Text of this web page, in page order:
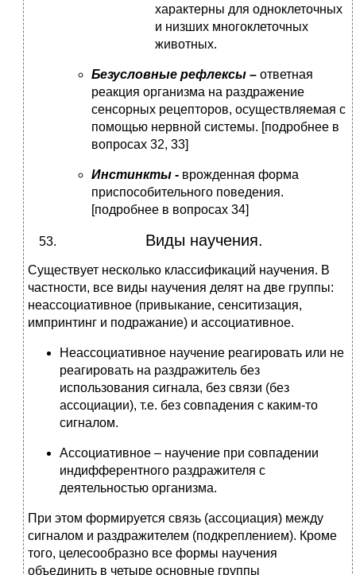
характерны для одноклеточных
и низших многоклеточных
животных.
Безусловные рефлексы – ответная
реакция организма на раздражение
сенсорных рецепторов, осуществляемая с
помощью нервной системы. [подробнее в
вопросах 32, 33]
Инстинкты - врожденная форма
приспособительного поведения.
[подробнее в вопросах 34]
Виды научения.
Существует несколько классификаций научения. В
частности, все виды научения делят на две группы:
неассоциативное (привыкание, сенситизация,
импринтинг и подражание) и ассоциативное.
Неассоциативное научение реагировать или не
реагировать на раздражитель без
использования сигнала, без связи (без
ассоциации), т.е. без совпадения с каким-то
сигналом.
Ассоциативное – научение при совпадении
индифферентного раздражителя с
деятельностью организма.
При этом формируется связь (ассоциация) между
сигналом и раздражителем (подкреплением). Кроме
того, целесообразно все формы научения
объединить в четыре основные группы